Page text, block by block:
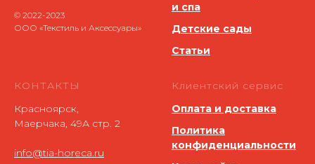
© 2022-2023
ООО «Текстиль и Аксессуары»
и спа
Детские сады
Статьи
КОНТАКТЫ
Красноярск,
Маерчака, 49А стр. 2
info@tia-horeca.ru
Клиентский сервис
Оплата и доставка
Политика
конфиденциальности